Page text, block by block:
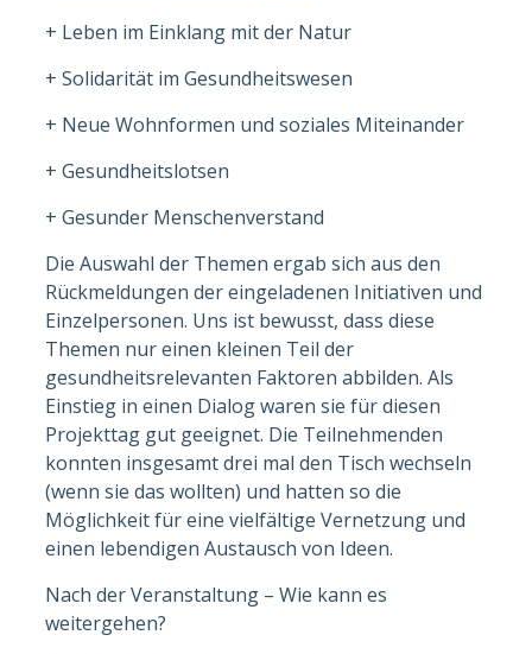
+ Leben im Einklang mit der Natur
+ Solidarität im Gesundheitswesen
+ Neue Wohnformen und soziales Miteinander
+ Gesundheitslotsen
+ Gesunder Menschenverstand
Die Auswahl der Themen ergab sich aus den
Rückmeldungen der eingeladenen Initiativen und
Einzelpersonen. Uns ist bewusst, dass diese
Themen nur einen kleinen Teil der
gesundheitsrelevanten Faktoren abbilden. Als
Einstieg in einen Dialog waren sie für diesen
Projekttag gut geeignet. Die Teilnehmenden
konnten insgesamt drei mal den Tisch wechseln
(wenn sie das wollten) und hatten so die
Möglichkeit für eine vielfältige Vernetzung und
einen lebendigen Austausch von Ideen.
Nach der Veranstaltung – Wie kann es
weitergehen?